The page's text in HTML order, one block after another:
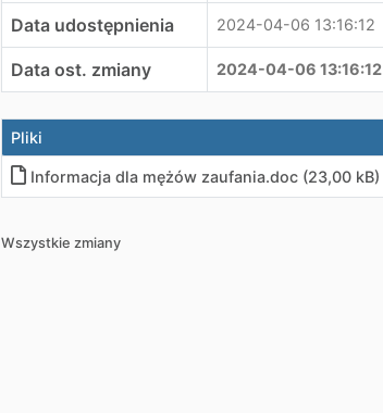
Data udostępnienia 2024-04-06 13:16:12
Data ost. zmiany 2024-04-06 13:16:12
Pliki
Informacja dla mężów zaufania.doc (23,00 kB)
Wszystkie zmiany